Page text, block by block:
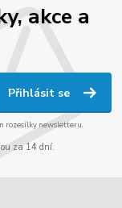
akce a
Přihlásit se
rozesílky newsletteru.
za 14 dní.